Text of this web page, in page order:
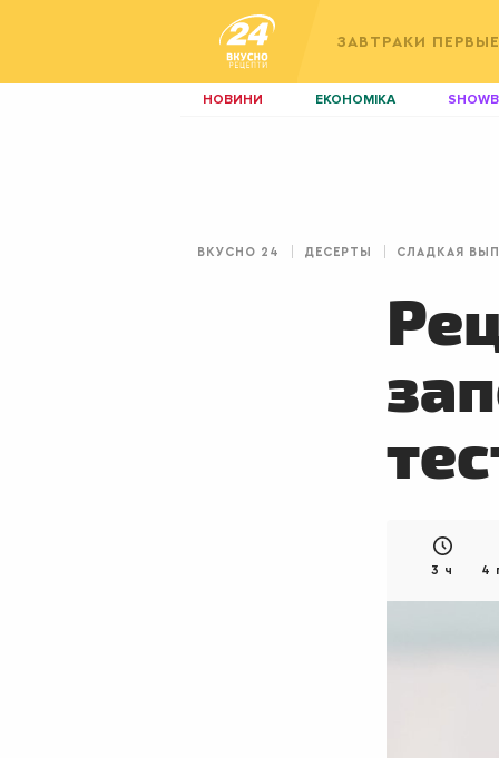
ЗАВТРАКИ
НОВИНИ ЕКОНОМІКА
ВКУСНО 24 ДЕСЕРТЫ СЛАДКАЯ
3 ч 4